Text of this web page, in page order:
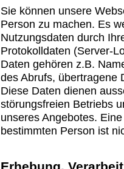
Sie können unsere
Person zu machen. Es
Nutzungsdaten durch
Protokolldaten (Server-
Daten gehören z.B.
des Abrufs, übertragene
Diese Daten dienen
störungsfreien Betriebs
unseres Angebotes.
bestimmten Person ist